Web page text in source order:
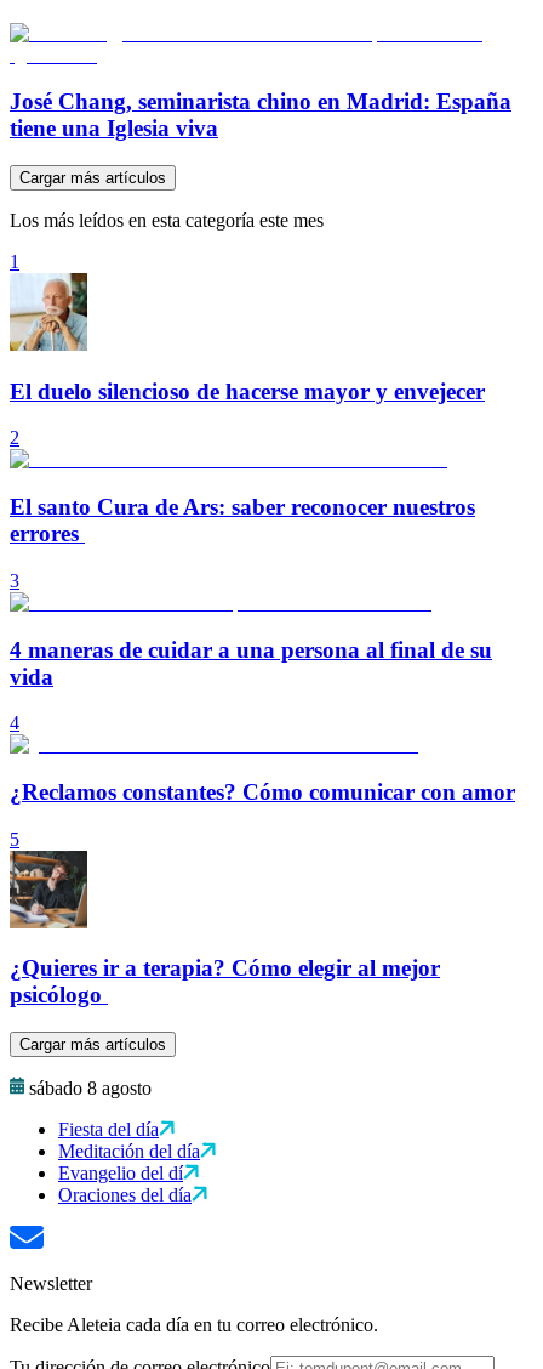
José Chang, seminarista chino en Madrid: España
tiene una Iglesia viva
Cargar más artículos
Los más leídos en esta categoría este mes
1
El duelo silencioso de hacerse mayor y envejecer
2
El santo Cura de Ars: saber reconocer nuestros
errores
3
4 maneras de cuidar a una persona al final de su
vida
4
¿Reclamos constantes? Cómo comunicar con amor
5
¿Quieres ir a terapia? Cómo elegir al mejor
psicólogo
Cargar más artículos
sábado 8 agosto
Fiesta del día
Meditación del día
Evangelio del dí
Oraciones del día
Newsletter
Recibe Aleteia cada día en tu correo electrónico.